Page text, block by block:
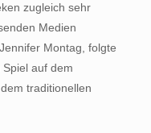
zugleich sehr
Medien
Montag, folgte
auf dem
traditionellen